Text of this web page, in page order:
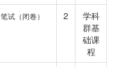
笔试（闭卷） 2
学科
群基
础课
程